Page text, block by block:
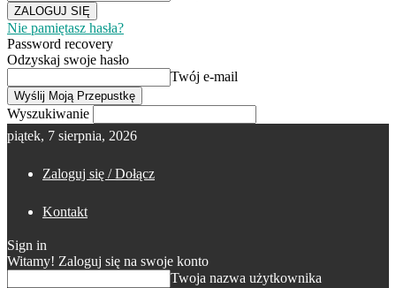
Nie pamiętasz hasła?
Password recovery
Odzyskaj swoje hasło
Twój e-mail
Wyszukiwanie
piątek, 7 sierpnia, 2026
Zaloguj się / Dołącz
Kontakt
Sign in
Witamy! Zaloguj się na swoje konto
Twoja nazwa użytkownika